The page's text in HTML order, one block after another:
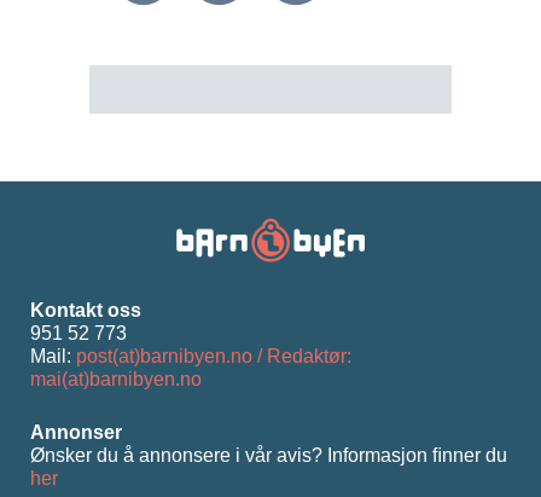
Kontakt oss
951 52 773
Mail: post(at)barnibyen.no / Redaktør:
mai(at)barnibyen.no
Annonser
Ønsker du å annonsere i vår avis? Informasjon ﬁnner du
her